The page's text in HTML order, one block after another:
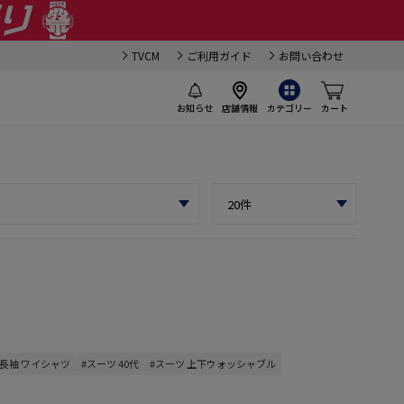
TVCM ご利用ガイド お問い合わせ
お知らせ 店舗情報 カテゴリー カート
袖 ワイシャツ #スーツ 40代 #スーツ 上下ウォッシャブル